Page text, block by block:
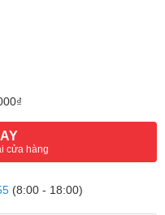
cửa hàng
(8:00 - 18:00)